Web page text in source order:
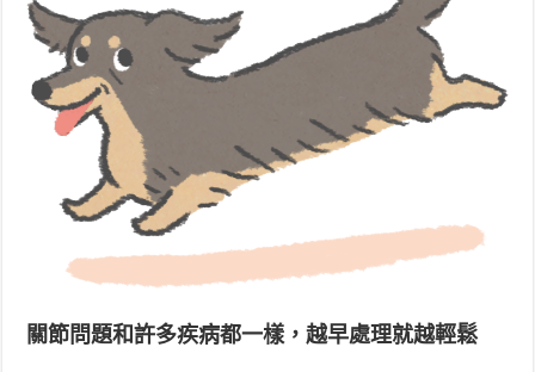
關節問題和許多疾病都一樣，越早處理就越輕鬆